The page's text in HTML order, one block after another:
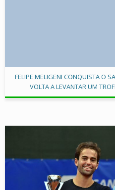
FELIPE MELIGENI CONQUISTA O
VOLTA A LEVANTAR UM